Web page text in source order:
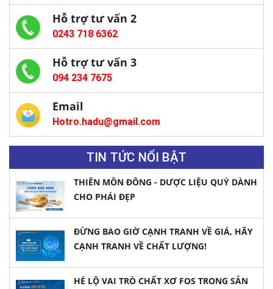
Hỗ trợ tư vấn 2
0243 718 6362
Hỗ trợ tư vấn 3
094 234 7675
Email
Hotro.hadu@gmail.com
TIN TỨC NỔI BẬT
THIÊN MÔN ĐÔNG - DƯỢC LIỆU QUÝ DÀNH
CHO PHÁI ĐẸP
ĐỪNG BAO GIỜ CẠNH TRANH VỀ GIÁ, HÃY
CẠNH TRANH VỀ CHẤT LƯỢNG!
HÉ LỘ VAI TRÒ CHẤT XƠ FOS TRONG SẢN